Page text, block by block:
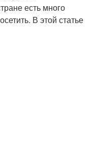
есть много
В этой статье